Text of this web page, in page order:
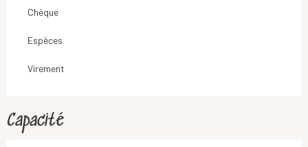
Chèque
Espèces
Virement
Capacité